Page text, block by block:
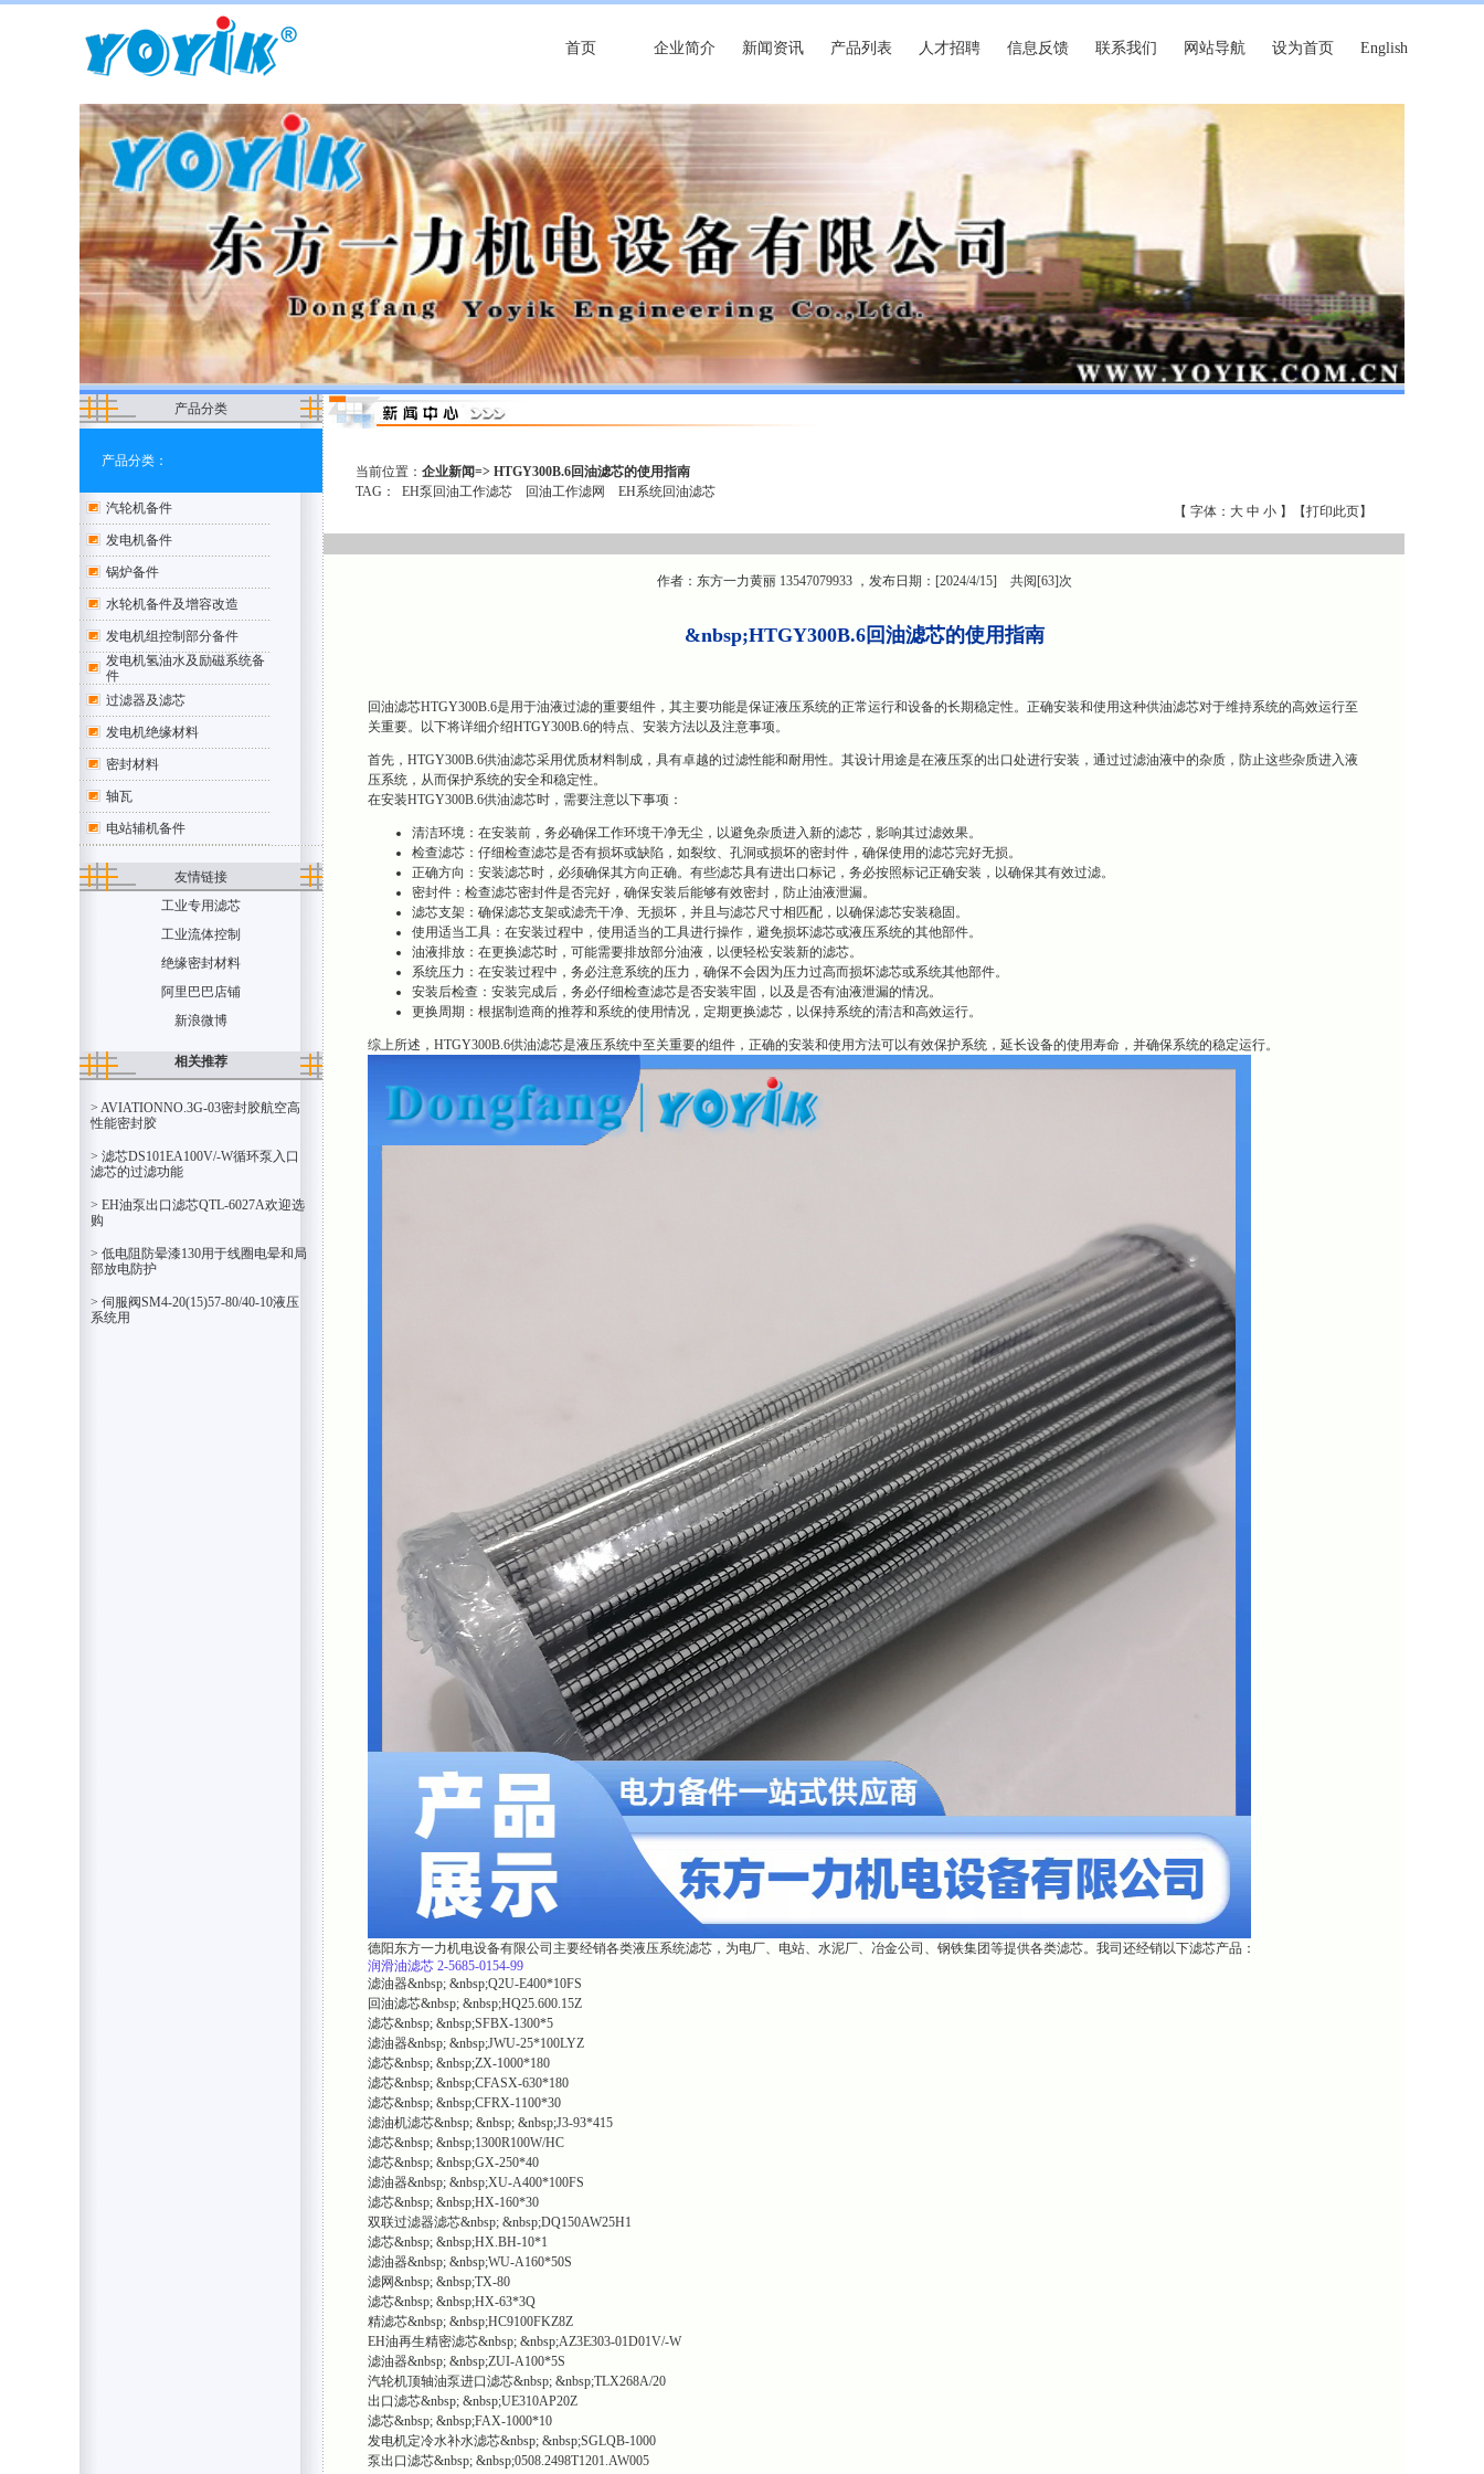
首页 企业简介 新闻资讯 产品列表 人才招聘 信息反馈 联系我们 网站导航 设为首页 English
产品分类
产品分类：
汽轮机备件
发电机备件
锅炉备件
水轮机备件及增容改造
发电机组控制部分备件
发电机氢油水及励磁系统备
件
过滤器及滤芯
发电机绝缘材料
密封材料
轴瓦
电站辅机备件
友情链接
工业专用滤芯
工业流体控制
绝缘密封材料
阿里巴巴店铺
新浪微博
相关推荐
> AVIATIONNO.3G-03密封胶航空高
性能密封胶
> 滤芯DS101EA100V/-W循环泵入口
滤芯的过滤功能
> EH油泵出口滤芯QTL-6027A欢迎选
购
> 低电阻防晕漆130用于线圈电晕和局
部放电防护
> 伺服阀SM4-20(15)57-80/40-10液压
系统用
当前位置：企业新闻=> HTGY300B.6回油滤芯的使用指南
TAG：EH泵回油工作滤芯 回油工作滤网
EH系统回油滤芯
【 字体： 大 中 小】【打印此页】
作者：东方一力黄丽 13547079933 ，发布日期：[2024/4/15] 共阅[63]次
&nbsp;HTGY300B.6回油滤芯的使用指南
回油滤芯HTGY300B.6是用于油液过滤的重要组件，其主要功能是保证液压系统的正常运行和设备的长期稳定性。正确安装和使用这种供油滤芯对于维持系统的高效运行至
关重要。以下将详细介绍HTGY300B.6的特点、安装方法以及注意事项。
首先，HTGY300B.6供油滤芯采用优质材料制成，具有卓越的过滤性能和耐用性。其设计用途是在液压泵的出口处进行安装，通过过滤油液中的杂质，防止这些杂质进入液
压系统，从而保护系统的安全和稳定性。
在安装HTGY300B.6供油滤芯时，需要注意以下事项：
清洁环境：在安装前，务必确保工作环境干净无尘，以避免杂质进入新的滤芯，影响其过滤效果。
检查滤芯：仔细检查滤芯是否有损坏或缺陷，如裂纹、孔洞或损坏的密封件，确保使用的滤芯完好无损。
正确方向：安装滤芯时，必须确保其方向正确。有些滤芯具有进出口标记，务必按照标记正确安装，以确保其有效过滤。
密封件：检查滤芯密封件是否完好，确保安装后能够有效密封，防止油液泄漏。
滤芯支架：确保滤芯支架或滤壳干净、无损坏，并且与滤芯尺寸相匹配，以确保滤芯安装稳固。
使用适当工具：在安装过程中，使用适当的工具进行操作，避免损坏滤芯或液压系统的其他部件。
油液排放：在更换滤芯时，可能需要排放部分油液，以便轻松安装新的滤芯。
系统压力：在安装过程中，务必注意系统的压力，确保不会因为压力过高而损坏滤芯或系统其他部件。
安装后检查：安装完成后，务必仔细检查滤芯是否安装牢固，以及是否有油液泄漏的情况。
更换周期：根据制造商的推荐和系统的使用情况，定期更换滤芯，以保持系统的清洁和高效运行。
综上所述，HTGY300B.6供油滤芯是液压系统中至关重要的组件，正确的安装和使用方法可以有效保护系统，延长设备的使用寿命，并确保系统的稳定运行。
德阳东方一力机电设备有限公司主要经销各类液压系统滤芯，为电厂、电站、水泥厂、冶金公司、钢铁集团等提供各类滤芯。我司还经销以下滤芯产品：
润滑油滤芯 2-5685-0154-99
滤油器&nbsp; &nbsp;Q2U-E400*10FS
回油滤芯&nbsp; &nbsp;HQ25.600.15Z
滤芯&nbsp; &nbsp;SFBX-1300*5
滤油器&nbsp; &nbsp;JWU-25*100LYZ
滤芯&nbsp; &nbsp;ZX-1000*180
滤芯&nbsp; &nbsp;CFASX-630*180
滤芯&nbsp; &nbsp;CFRX-1100*30
滤油机滤芯&nbsp; &nbsp; &nbsp;J3-93*415
滤芯&nbsp; &nbsp;1300R100W/HC
滤芯&nbsp; &nbsp;GX-250*40
滤油器&nbsp; &nbsp;XU-A400*100FS
滤芯&nbsp; &nbsp;HX-160*30
双联过滤器滤芯&nbsp; &nbsp;DQ150AW25H1
滤芯&nbsp; &nbsp;HX.BH-10*1
滤油器&nbsp; &nbsp;WU-A160*50S
滤网&nbsp; &nbsp;TX-80
滤芯&nbsp; &nbsp;HX-63*3Q
精滤芯&nbsp; &nbsp;HC9100FKZ8Z
EH油再生精密滤芯&nbsp; &nbsp;AZ3E303-01D01V/-W
滤油器&nbsp; &nbsp;ZUI-A100*5S
汽轮机顶轴油泵进口滤芯&nbsp; &nbsp;TLX268A/20
出口滤芯&nbsp; &nbsp;UE310AP20Z
滤芯&nbsp; &nbsp;FAX-1000*10
发电机定冷水补水滤芯&nbsp; &nbsp;SGLQB-1000
泵出口滤芯&nbsp; &nbsp;0508.2498T1201.AW005